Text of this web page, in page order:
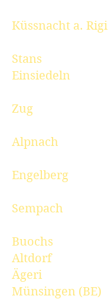
Küssnacht a. Rigi
Stans
Einsiedeln
Zug
Alpnach
Engelberg
Sempach
Buochs
Altdorf
Ägeri
Münsingen (BE)